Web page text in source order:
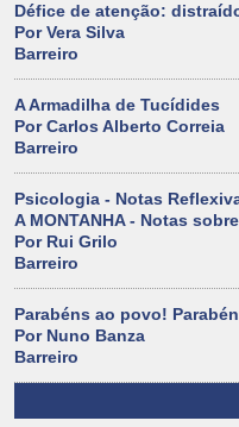
Défice de atenção:
Por Vera Silva
Barreiro
A Armadilha de Tucídides
Por Carlos Alberto Correia
Barreiro
Psicologia - Notas
A MONTANHA - Notas
Por Rui Grilo
Barreiro
Parabéns ao povo!
Por Nuno Banza
Barreiro